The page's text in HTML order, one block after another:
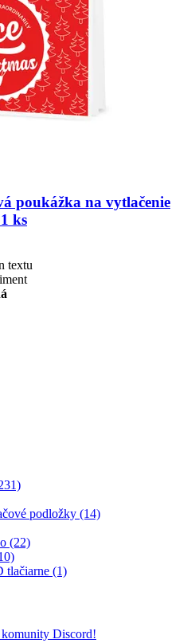
poukážka na vytlačenie
ks
textu
podložky (14)
(22)
tlačiarne (1)
komunity Discord!